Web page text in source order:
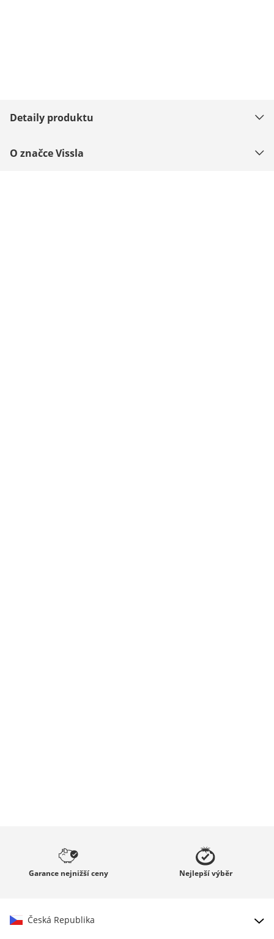
Detaily produktu
O značce Vissla
Garance nejnižší ceny Nejlepšívýběr
Česká Republika